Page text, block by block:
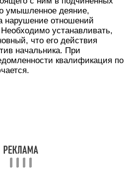
умышленное деяние,
нарушение отношений
устанавливать,
что его действия
начальника. При
квалификация по